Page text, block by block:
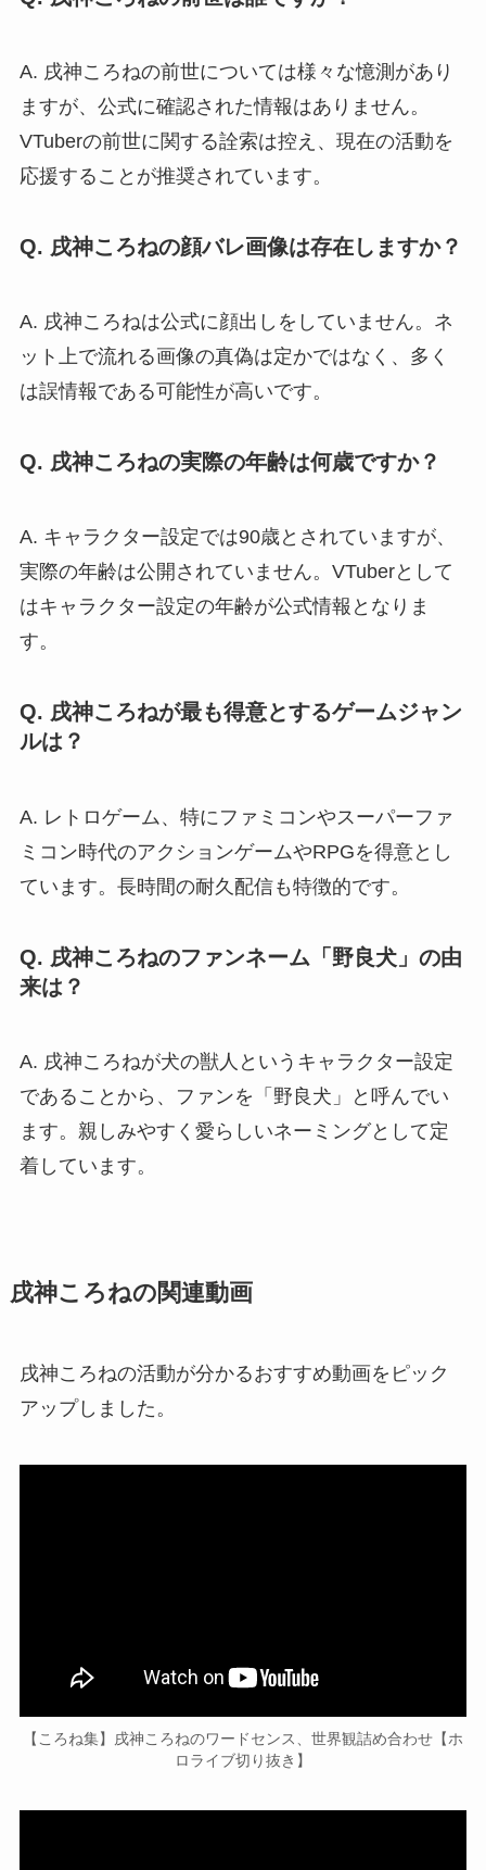
A. 戌神ころねの前世については様々な憶測があり
ますが、公式に確認された情報はありません。
VTuberの前世に関する詮索は控え、現在の活動を
応援することが推奨されています。
Q. 戌神ころねの顔バレ画像は存在しますか？
A. 戌神ころねは公式に顔出しをしていません。ネ
ット上で流れる画像の真偽は定かではなく、多く
は誤情報である可能性が高いです。
Q. 戌神ころねの実際の年齢は何歳ですか？
A. キャラクター設定では90歳とされていますが、
実際の年齢は公開されていません。VTuberとして
はキャラクター設定の年齢が公式情報となりま
す。
Q. 戌神ころねが最も得意とするゲームジャン
ルは？
A. レトロゲーム、特にファミコンやスーパーファ
ミコン時代のアクションゲームやRPGを得意とし
ています。長時間の耐久配信も特徴的です。
Q. 戌神ころねのファンネーム「野良犬」の由
来は？
A. 戌神ころねが犬の獣人というキャラクター設定
であることから、ファンを「野良犬」と呼んでい
ます。親しみやすく愛らしいネーミングとして定
着しています。
戌神ころねの関連動画
戌神ころねの活動が分かるおすすめ動画をピック
アップしました。
【ころね集】戌神ころねのワードセンス、世界観詰め合わせ【ホ
ロライブ切り抜き】